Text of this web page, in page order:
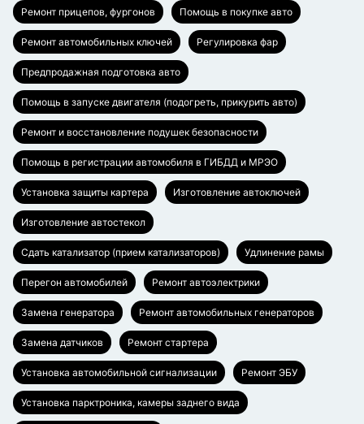
Ремонт прицепов, фургонов Помощь в покупке авто
Ремонт автомобильных ключей Регулировка фар
Предпродажная подготовка авто
Помощь в запуске двигателя (подогреть, прикурить авто)
Ремонт и восстановление подушек безопасности
Помощь в регистрации автомобиля в ГИБДД и МРЭО
Установка защиты картера Изготовление автоключей
Изготовление автостекол
Сдать катализатор (прием катализаторов) Удлинение рамы
Перегон автомобилей Ремонт автоэлектрики
Замена генератора Ремонт автомобильных генераторов
Замена датчиков Ремонт стартера
Установка автомобильной сигнализации Ремонт ЭБУ
Установка парктроника, камеры заднего вида